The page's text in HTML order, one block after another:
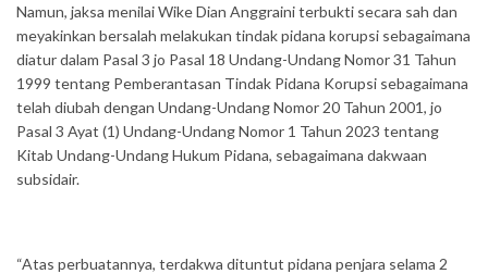
Namun, jaksa menilai Wike Dian Anggraini terbukti secara sah dan
meyakinkan bersalah melakukan tindak pidana korupsi sebagaimana
diatur dalam Pasal 3 jo Pasal 18 Undang-Undang Nomor 31 Tahun
1999 tentang Pemberantasan Tindak Pidana Korupsi sebagaimana
telah diubah dengan Undang-Undang Nomor 20 Tahun 2001, jo
Pasal 3 Ayat (1) Undang-Undang Nomor 1 Tahun 2023 tentang
Kitab Undang-Undang Hukum Pidana, sebagaimana dakwaan
subsidair.
“Atas perbuatannya, terdakwa dituntut pidana penjara selama 2